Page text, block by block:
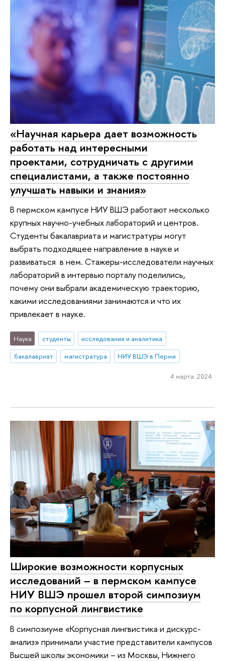
«Научная карьера дает возможность
работать над интересными
проектами, сотрудничать с другими
специалистами, а также постоянно
улучшать навыки и знания»
В пермском кампусе НИУ ВШЭ работают несколько
крупных научно-учебных лабораторий и центров.
Студенты бакалавриата и магистратуры могут
выбрать подходящее направление в науке и
развиваться в нем. Стажеры-исследователи научных
лабораторий в интервью порталу поделились,
почему они выбрали академическую траекторию,
какими исследованиями занимаются и что их
привлекает в науке.
Наука студенты
исследования и аналитика
бакалавриат
магистратура НИУ ВШЭ в Перми
4 марта 2024
Широкие возможности корпусных
исследований – в пермском кампусе
НИУ ВШЭ прошел второй симпозиум
по корпусной лингвистике
В симпозиуме «Корпусная лингвистика и дискурс-
анализ» принимали участие представители кампусов
Высшей школы экономики – из Москвы, Нижнего